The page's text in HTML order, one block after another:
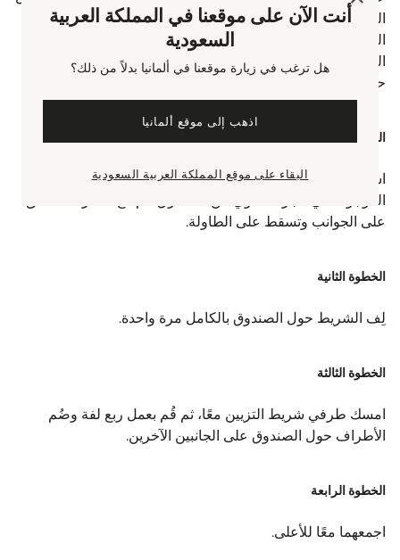
الصندوق من خلالها. في القرن التاسع عشر وأوائل القرن
العشرين، كانت جميع الطرود تُغلف بهذه الطريقة ويُحملها
السائقين إلى العملاء الأثرياء. ما زال هذا التقليد قائمًا في بنهالغنز
حتى يومنا هذا. إليكم طريقة عقدة الفراشة.
الخطوة الأولى
اسحب شريط التزيين بما يكفي بحيث يلتقي المنتصف بالطيات
الموجودة في الجزء العلوي من الصندوق، ثم دَع الأطراف تتدفق
على الجوانب وتسقط على الطاولة.
الخطوة الثانية
لِف الشريط حول الصندوق بالكامل مرة واحدة.
الخطوة الثالثة
امسك طرفي شريط التزيين معًا، ثم قُم بعمل ربع لفة وضُم
الأطراف حول الصندوق على الجانبين الآخرين.
الخطوة الرابعة
اجمعهما معًا للأعلى.
أنت الآن على موقعنا في المملكة العربية
السعودية
هل ترغب في زيارة موقعنا في ألمانيا بدلاً من ذلك؟
اذهب إلى موقع ألمانيا
البقاء على موقع المملكة العربية السعودية